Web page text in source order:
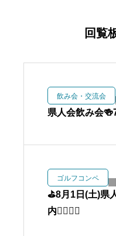
回覧
飲み会・交流会
県人会飲み会
ゴルフコンペ
⛳️8月1日(土)県
内🏌️‍♀️🏌️‍♂️